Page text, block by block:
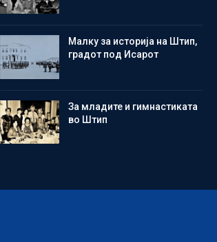
Малку за историја на Штип,
градот под Исарот
Зa младите и гимнастиката
во Штип